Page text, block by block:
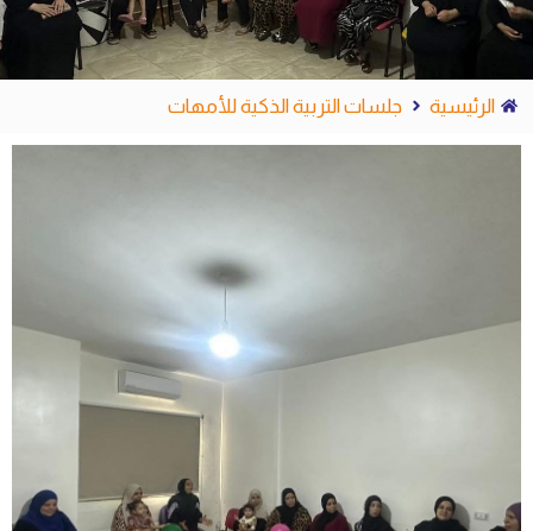
الرئيسية جلسات التربية الذكية للأمهات